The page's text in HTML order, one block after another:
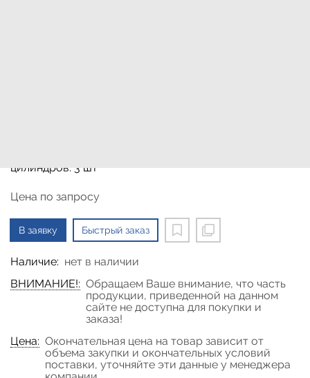
цилиндров: 3 шт
Цена по запросу
В заявку Быстрый заказ
Наличие: нет в наличии
ВНИМАНИЕ!: Обращаем Ваше внимание, что часть
продукции, приведенной на данном
сайте не доступна для покупки и
заказа!
Цена: Окончательная цена на товар зависит от
объема закупки и окончательных условий
поставки, уточняйте эти данные у менеджера